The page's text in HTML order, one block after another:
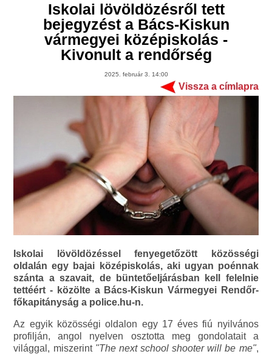
Iskolai lövöldözésről tett
bejegyzést a Bács-Kiskun
vármegyei középiskolás -
Kivonult a rendőrség
2025. február 3. 14:00
Vissza a címlapra
Iskolai lövöldözéssel fenyegetőzött közösségi
oldalán egy bajai középiskolás, aki ugyan poénnak
szánta a szavait, de büntetőeljárásban kell felelnie
tettéért - közölte a Bács-Kiskun Vármegyei Rendőr-
főkapitányság a police.hu-n.
Az egyik közösségi oldalon egy 17 éves fiú nyilvános
profilján, angol nyelven osztotta meg gondolatait a
világgal, miszerint "The next school shooter will be me",